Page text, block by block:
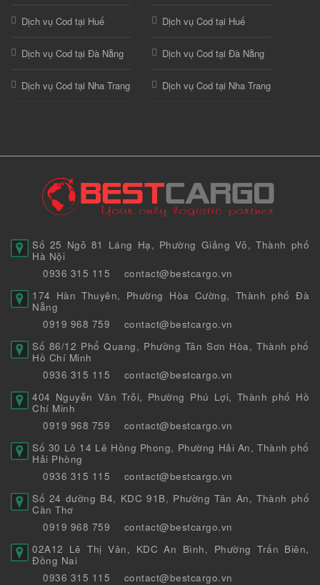
Dịch vụ Cod tại Huế
Dịch vụ Cod tại Đà Nẵng
Dịch vụ Cod tại Nha Trang
Dịch vụ Cod tại Huế
Dịch vụ Cod tại Đà Nẵng
Dịch vụ Cod tại Nha Trang
Số 25 Ngõ 81 Láng Hạ, Phường Giảng Võ, Thành phố
Hà Nội
0936 315 115
contact@bestcargo.vn
174 Hàn Thuyên, Phường Hòa Cường, Thành phố Đà
Nẵng
0919 968 759
contact@bestcargo.vn
Số 86/12 Phổ Quang, Phường Tân Sơn Hòa, Thành phố
Hồ Chí Minh
0936 315 115
contact@bestcargo.vn
404 Nguyễn Văn Trỗi, Phường Phú Lợi, Thành phố Hồ
Chí Minh
0919 968 759
contact@bestcargo.vn
Số 30 Lô 14 Lê Hồng Phong, Phường Hải An, Thành phố
Hải Phòng
0936 315 115
contact@bestcargo.vn
Số 24 đường B4, KDC 91B, Phường Tân An, Thành phố
Cần Thơ
0919 968 759
contact@bestcargo.vn
02A12 Lê Thị Vân, KDC An Bình, Phường Trấn Biên,
Đồng Nai
0936 315 115
contact@bestcargo.vn